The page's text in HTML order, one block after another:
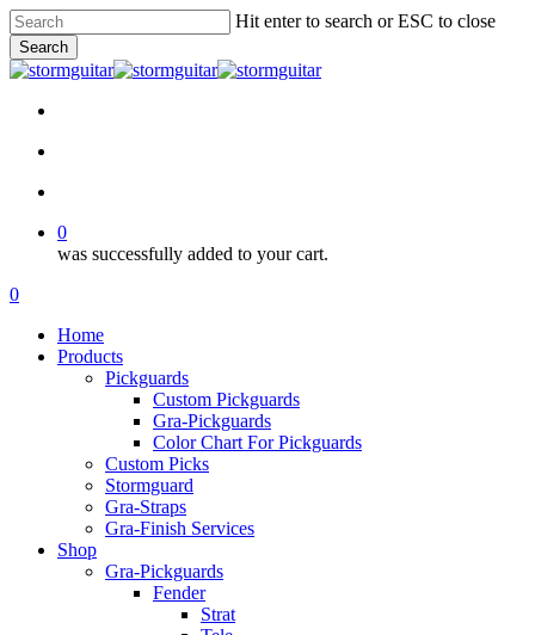
Skip
to
main
content
Hit enter to search or ESC to close
Search
Close
0
was successfully added to your cart.
Menu
search
account
0
Home
Products
Pickguards
Custom Pickguards
Gra-Pickguards
Color Chart For Pickguards
Custom Picks
Stormguard
Gra-Straps
Gra-Finish Services
Shop
Gra-Pickguards
Fender
Strat